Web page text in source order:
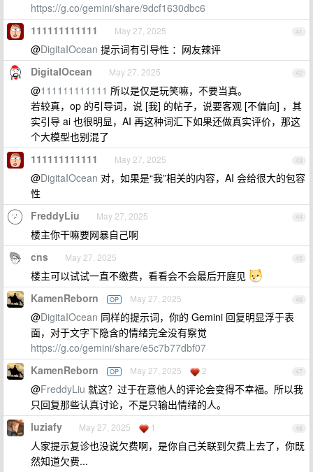
https://g.co/gemini/share/9dcf1630dbc6
41
111111111111 May 27, 2025
@DigitaIOcean 提示词有引导性 ：网友辣评
42
DigitaIOcean May 27, 2025
@111111111111 所以是仅是玩笑嘛，不要当真。
若较真，op 的引导词，说 [我] 的帖子，说要客观 [不偏向] ，其
实引导 ai 也很明显，AI 再这种词汇下如果还做真实评价，那这
个大模型也别混了
43
111111111111 May 27, 2025
@DigitaIOcean 对，如果是“我”相关的内容，AI 会给很大的包容
性
44
FreddyLiu May 27, 2025
楼主你干嘛要网暴自己啊
45
cns May 27, 2025
楼主可以试试一直不缴费，看看会不会最后开庭见
46
KamenReborn OP May 27, 2025
@DigitaIOcean 同样的提示词，你的 Gemini 回复明显浮于表
面，对于文字下隐含的情绪完全没有察觉
https://g.co/gemini/share/e5c7b77dbf07
47
KamenReborn OP May 27, 2025 2
@FreddyLiu 就这？过于在意他人的评论会变得不幸福。所以我
只回复那些认真讨论，不是只输出情绪的人。
48
luziafy May 27, 2025 1
人家提示复诊也没说欠费啊，是你自己关联到欠费上去了，你既
然知道欠费...